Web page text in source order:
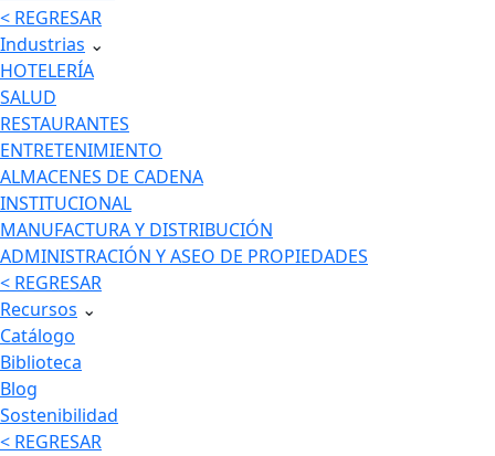
< REGRESAR
Industrias ⌄
HOTELERÍA
SALUD
RESTAURANTES
ENTRETENIMIENTO
ALMACENES DE CADENA
INSTITUCIONAL
MANUFACTURA Y DISTRIBUCIÓN
ADMINISTRACIÓN Y ASEO DE PROPIEDADES
< REGRESAR
Recursos ⌄
Catálogo
Biblioteca
Blog
Sostenibilidad
< REGRESAR